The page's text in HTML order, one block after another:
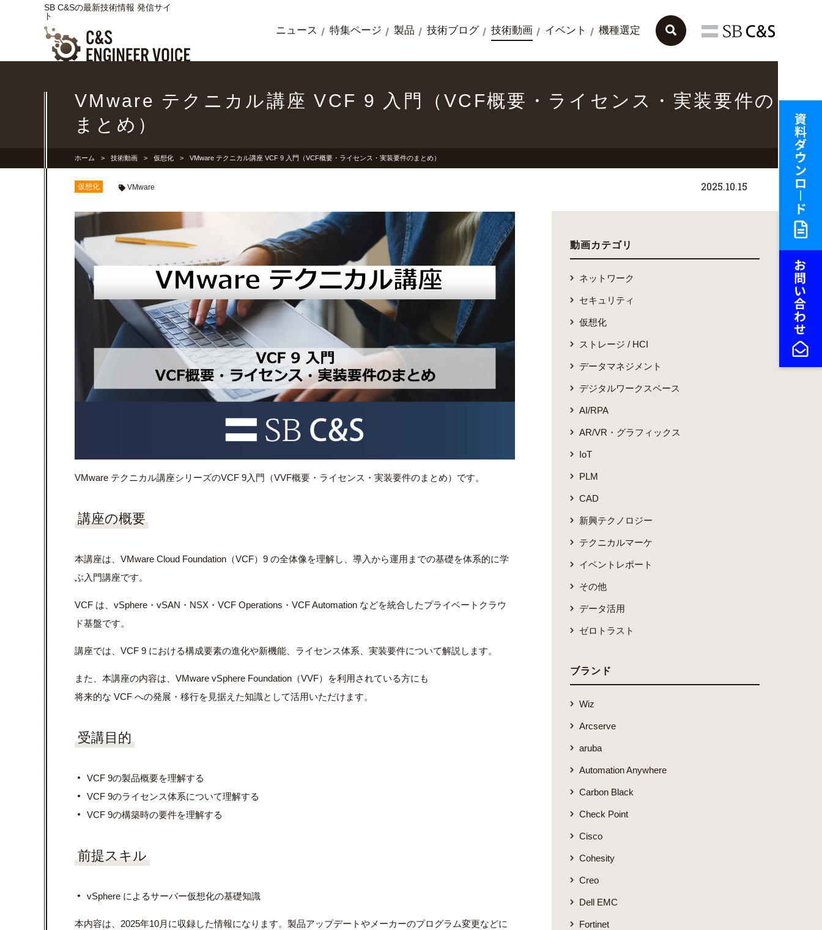
SB C&Sの最新技術情報 発信サイ
ト
ニュース 特集ページ 製品 技術ブログ 技術動画 イベント 機種選定
VMware テクニカル講座 VCF 9 入門（VCF概要・ライセンス・実装要件の
まとめ）
ホーム 技術動画 仮想化 VMware テクニカル講座 VCF 9 入門（VCF概要・ライセンス・実装要件のまとめ）
仮想化 VMware 2025.10.15
VMware テクニカル講座シリーズのVCF 9入門（VVF概要・ライセンス・実装要件のまとめ）です。
講座の概要
本講座は、VMware Cloud Foundation（VCF）9 の全体像を理解し、導入から運用までの基礎を体系的に学
ぶ入門講座です。
VCF は、vSphere・vSAN・NSX・VCF Operations・VCF Automation などを統合したプライベートクラウ
ド基盤です。
講座では、VCF 9 における構成要素の進化や新機能、ライセンス体系、実装要件について解説します。
また、本講座の内容は、VMware vSphere Foundation（VVF）を利用されている方にも
将来的な VCF への発展・移行を見据えた知識として活用いただけます。
受講目的
VCF 9の製品概要を理解する
VCF 9のライセンス体系について理解する
VCF 9の構築時の要件を理解する
前提スキル
vSphere によるサーバー仮想化の基礎知識
本内容は、2025年10月に収録した情報になります。製品アップデートやメーカーのプログラム変更などに
動画カテゴリ
ネットワーク
セキュリティ
仮想化
ストレージ / HCI
データマネジメント
デジタルワークスペース
AI/RPA
AR/VR・グラフィックス
IoT
PLM
CAD
新興テクノロジー
テクニカルマーケ
イベントレポート
その他
データ活用
ゼロトラスト
ブランド
Wiz
Arcserve
aruba
Automation Anywhere
Carbon Black
Check Point
Cisco
Cohesity
Creo
Dell EMC
Fortinet